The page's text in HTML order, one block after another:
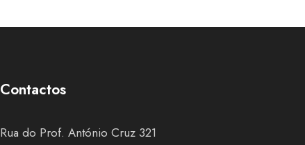
Contactos
Rua do Prof. António Cruz 321